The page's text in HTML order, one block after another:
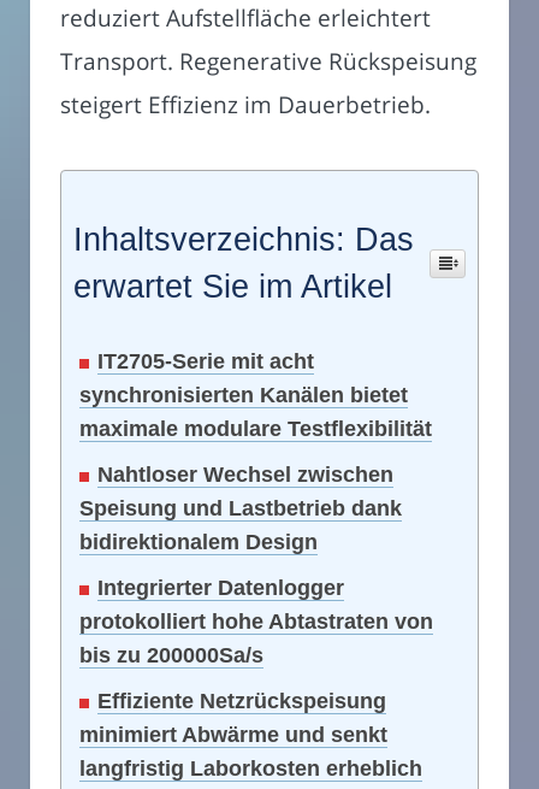
reduziert Aufstellfläche erleichtert
Transport. Regenerative Rückspeisung
steigert Effizienz im Dauerbetrieb.
Inhaltsverzeichnis: Das
erwartet Sie im Artikel
IT2705-Serie mit acht
synchronisierten Kanälen bietet
maximale modulare Testflexibilität
Nahtloser Wechsel zwischen
Speisung und Lastbetrieb dank
bidirektionalem Design
Integrierter Datenlogger
protokolliert hohe Abtastraten von
bis zu 200000Sa/s
Effiziente Netzrückspeisung
minimiert Abwärme und senkt
langfristig Laborkosten erheblich